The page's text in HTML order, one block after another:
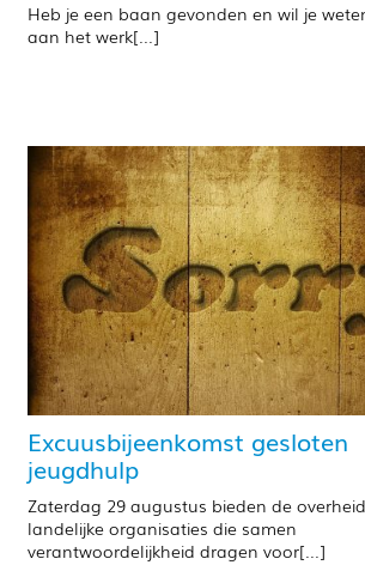
Heb je een baan gevonden en wil je
aan het werk[...]
Excuusbijeenkomst gesloten
jeugdhulp
Zaterdag 29 augustus bieden de
landelijke organisaties die samen
verantwoordelijkheid dragen voor[...]